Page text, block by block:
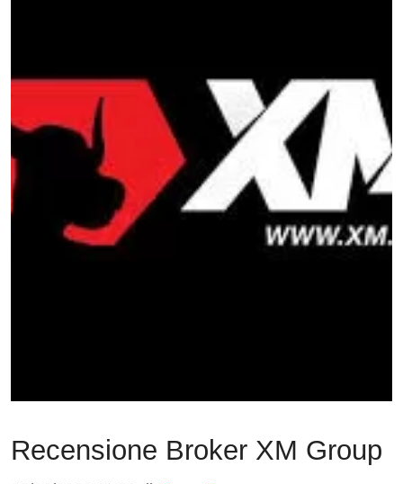
Recensione Broker XM Group